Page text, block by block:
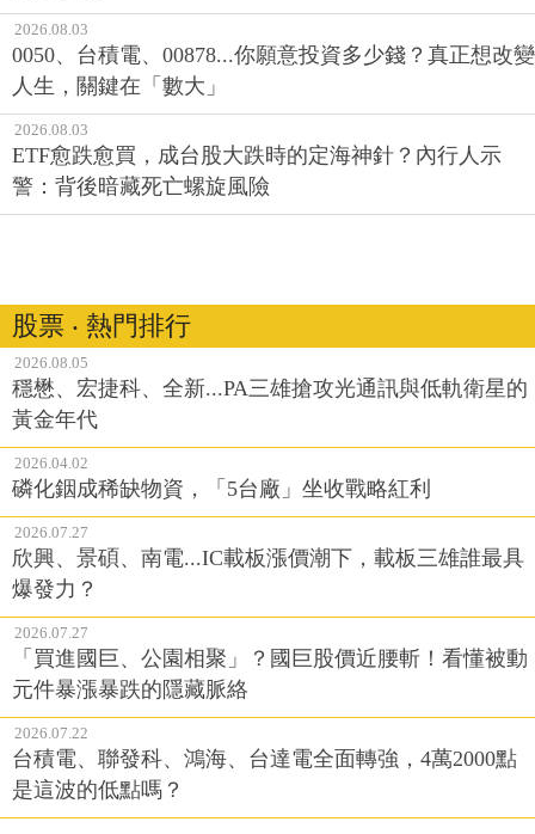
2026.08.03
0050、台積電、00878...你願意投資多少錢？真正想改變
人生，關鍵在「數大」
2026.08.03
ETF愈跌愈買，成台股大跌時的定海神針？內行人示
警：背後暗藏死亡螺旋風險
股票 ‧ 熱門排行
2026.08.05
穩懋、宏捷科、全新...PA三雄搶攻光通訊與低軌衛星的
黃金年代
2026.04.02
磷化銦成稀缺物資，「5台廠」坐收戰略紅利
2026.07.27
欣興、景碩、南電...IC載板漲價潮下，載板三雄誰最具
爆發力？
2026.07.27
「買進國巨、公園相聚」？國巨股價近腰斬！看懂被動
元件暴漲暴跌的隱藏脈絡
2026.07.22
台積電、聯發科、鴻海、台達電全面轉強，4萬2000點
是這波的低點嗎？